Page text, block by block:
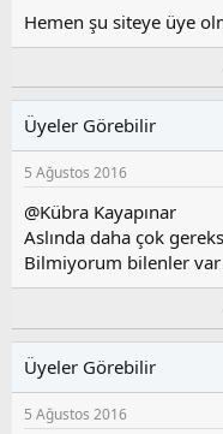
Hemen şu siteye üye
Üyeler Görebilir
5 Ağustos 2016
@Kübra Kayapınar
Aslında daha çok
Bilmiyorum bilenler var
Üyeler Görebilir
5 Ağustos 2016